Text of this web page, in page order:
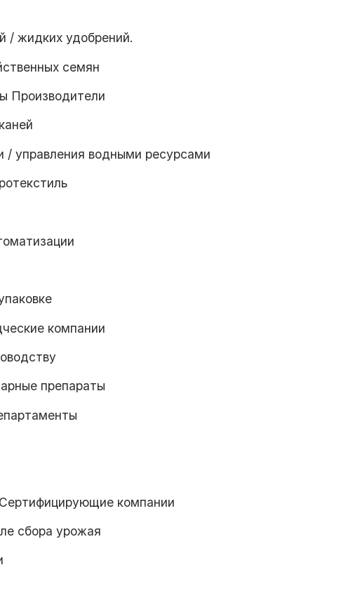
/ жидких удобрений.
семян
Производители
/ управления водными ресурсами
компании
препараты
компании
сбора урожая